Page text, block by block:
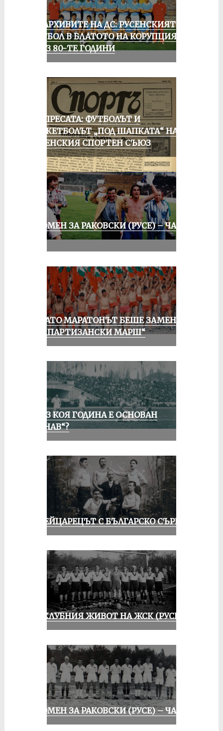
ИЗ АРХИВИТЕ НА ДС: РУСЕНСКИЯТ
ФУТБОЛ В БЛАТОТО НА КОРУПЦИЯТА
ПРЕЗ 80-ТЕ ГОДИНИ
ОТ ПРЕСАТА: ФУТБОЛЪТ И
БАСКЕТБОЛЪТ „ПОД ШАПКАТА“ НА
РУСЕНСКИЯ СПОРТЕН СЪЮЗ
СПОМЕН ЗА РАКОВСКИ (РУСЕ) – ЧАСТ
КОГАТО МАРАТОНЪТ БЕШЕ ЗАМЕНЕН
ОТ „ПАРТИЗАНСКИ МАРШ“
ПРЕЗ КОЯ ГОДИНА Е ОСНОВАН
„ДУНАВ“?
ШВЕЙЦАРЕЦЪТ С БЪЛГАРСКО СЪРЦЕ
ИЗ КЛУБНИЯ ЖИВОТ НА ЖСК (РУСЕ)
СПОМЕН ЗА РАКОВСКИ (РУСЕ) – ЧАСТ I